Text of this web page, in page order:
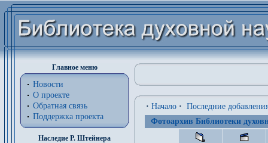
Главное меню
Новости
О проекте
Обратная связь
Поддержка проекта
Наследие Р. Штейнера
· Начало · Последние
Фотоархив Библиотеки